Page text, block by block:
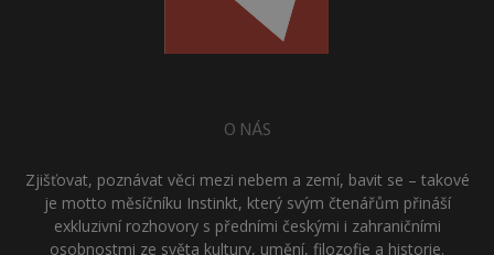
O NÁS
Zjišťovat, poznávat věci mezi nebem a zemí, bavit se – takové
je motto měsíčníku Instinkt, který svým čtenářům přináší
exkluzivní rozhovory s předními českými i zahraničními
osobnostmi ze světa kultury, umění, filozofie a historie.